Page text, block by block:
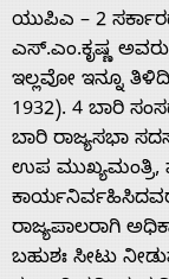
ಯುಪಿಎ – 2
ಎಸ್.ಎಂ.ಕೃಷ್ಣ
ಇಲ್ಲವೋ ಇನ್ನೂ
1932). 4 ಬಾರಿ
ಬಾರಿ ರಾಜ್ಯಸಭಾ
ಉಪ ಮುಖ್ಯಮಂತ್ರಿ,
ರಾಜ್ಯಪಾಲರಾಗಿ
ಬಹುಶಃ ಸೀಟು